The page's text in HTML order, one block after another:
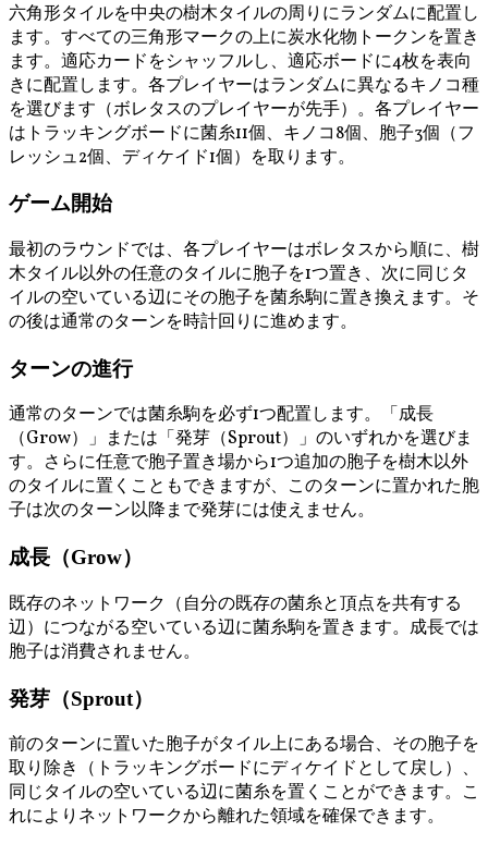
六角形タイルを中央の樹木タイルの周りにランダムに配置し
ます。すべての三角形マークの上に炭水化物トークンを置き
ます。適応カードをシャッフルし、適応ボードに4枚を表向
きに配置します。各プレイヤーはランダムに異なるキノコ種
を選びます（ボレタスのプレイヤーが先手）。各プレイヤー
はトラッキングボードに菌糸11個、キノコ8個、胞子3個（フ
レッシュ2個、ディケイド1個）を取ります。
ゲーム開始
最初のラウンドでは、各プレイヤーはボレタスから順に、樹
木タイル以外の任意のタイルに胞子を1つ置き、次に同じタ
イルの空いている辺にその胞子を菌糸駒に置き換えます。そ
の後は通常のターンを時計回りに進めます。
ターンの進行
通常のターンでは菌糸駒を必ず1つ配置します。「成長
（Grow）」または「発芽（Sprout）」のいずれかを選びま
す。さらに任意で胞子置き場から1つ追加の胞子を樹木以外
のタイルに置くこともできますが、このターンに置かれた胞
子は次のターン以降まで発芽には使えません。
成長（Grow）
既存のネットワーク（自分の既存の菌糸と頂点を共有する
辺）につながる空いている辺に菌糸駒を置きます。成長では
胞子は消費されません。
発芽（Sprout）
前のターンに置いた胞子がタイル上にある場合、その胞子を
取り除き（トラッキングボードにディケイドとして戻し）、
同じタイルの空いている辺に菌糸を置くことができます。こ
れによりネットワークから離れた領域を確保できます。